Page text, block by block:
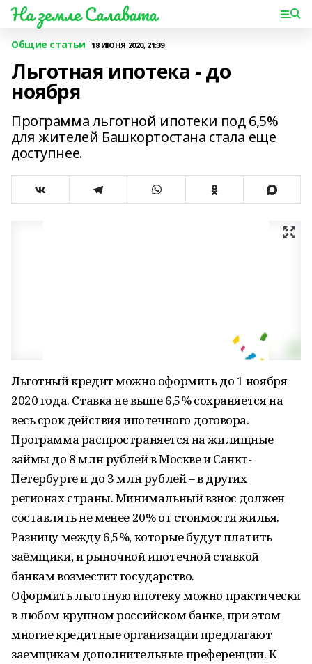
На земле Салавата
Общие статьи 18 ИЮНЯ 2020, 21:39
Льготная ипотека - до
ноября
Программа льготной ипотеки под 6,5%
для жителей Башкортостана стала еще
доступнее.
Льготный кредит можно оформить до 1 ноября
2020 года. Ставка не выше 6,5% сохраняется на
весь срок действия ипотечного договора.
Программа распространяется на жилищные
займы до 8 млн рублей в Москве и Санкт-
Петербурге и до 3 млн рублей – в других
регионах страны. Минимальный взнос должен
составлять не менее 20% от стоимости жилья.
Разницу между 6,5%, которые будут платить
заёмщики, и рыночной ипотечной ставкой
банкам возместит государство.
Оформить льготную ипотеку можно практически
в любом крупном российском банке, при этом
многие кредитные организации предлагают
заемщикам дополнительные преференции. К